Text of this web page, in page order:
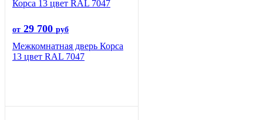
от 29 700 руб
Межкомнатная дверь Корса
13 цвет RAL 7047